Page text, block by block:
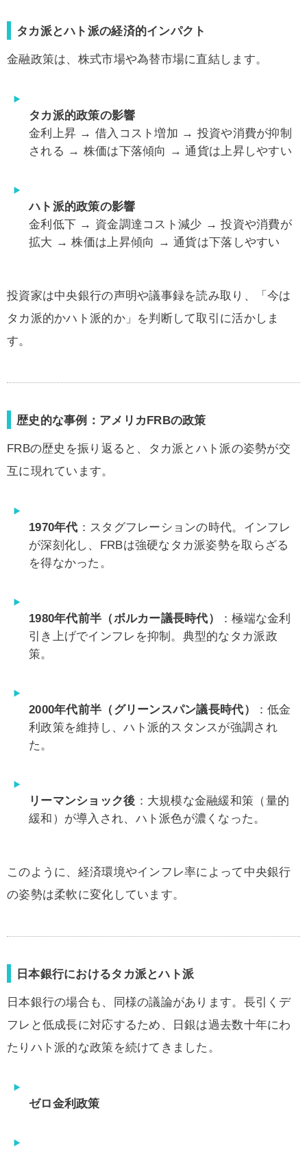
タカ派とハト派の経済的インパクト
金融政策は、株式市場や為替市場に直結します。
タカ派的政策の影響
金利上昇 → 借入コスト増加 → 投資や消費が抑制
される → 株価は下落傾向 → 通貨は上昇しやすい
ハト派的政策の影響
金利低下 → 資金調達コスト減少 → 投資や消費が
拡大 → 株価は上昇傾向 → 通貨は下落しやすい
投資家は中央銀行の声明や議事録を読み取り、「今は
タカ派的かハト派的か」を判断して取引に活かしま
す。
歴史的な事例：アメリカFRBの政策
FRBの歴史を振り返ると、タカ派とハト派の姿勢が交
互に現れています。
1970年代 ：スタグフレーションの時代。インフレ
が深刻化し、FRBは強硬なタカ派姿勢を取らざる
を得なかった。
1980年代前半（ボルカー議長時代）
：極端な金利
引き上げでインフレを抑制。典型的なタカ派政
策。
2000年代前半（グリーンスパン議長時代）
：低金
利政策を維持し、ハト派的スタンスが強調され
た。
リーマンショック後 ：大規模な金融緩和策（量的
緩和）が導入され、ハト派色が濃くなった。
このように、経済環境やインフレ率によって中央銀行
の姿勢は柔軟に変化しています。
日本銀行におけるタカ派とハト派
日本銀行の場合も、同様の議論があります。長引くデ
フレと低成長に対応するため、日銀は過去数十年にわ
たりハト派的な政策を続けてきました。
ゼロ金利政策